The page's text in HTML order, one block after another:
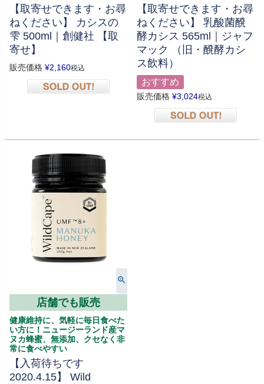
【取寄せできます・お尋
ねください】 カシスの
雫 500ml｜創健社 【取
寄せ】
販売価格 ¥2,160税込
【取寄せできます・お尋
ねください】 乳酸菌醗
酵カシス 565ml｜ジャフ
マック （旧・醗酵カシ
ス飲料）
おすすめ
販売価格 ¥3,024税込
店舗でも販売
健康維持に、気軽に毎日食べた
い方に！ニュージーランド産マ
ヌカ蜂蜜、無添加、クセなく非
常に食べやすい
【入荷待ちです
2020.4.15】 Wild